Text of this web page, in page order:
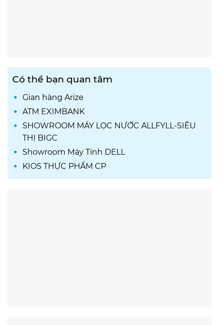
Có thể bạn quan tâm
Gian hàng Arize
ATM EXIMBANK
SHOWROOM MÁY LỌC NƯỚC ALLFYLL-SIÊU
THỊ BIGC
Showroom Máy Tính DELL
KIOS THỰC PHẨM CP